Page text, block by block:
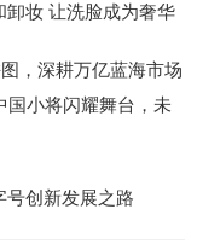
卸妆 让洗脸成为奢华
，深耕万亿蓝海市场
国小将闪耀舞台，未
号创新发展之路